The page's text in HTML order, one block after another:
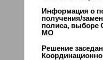
Информация о
получения/
полиса,
МО
Решение